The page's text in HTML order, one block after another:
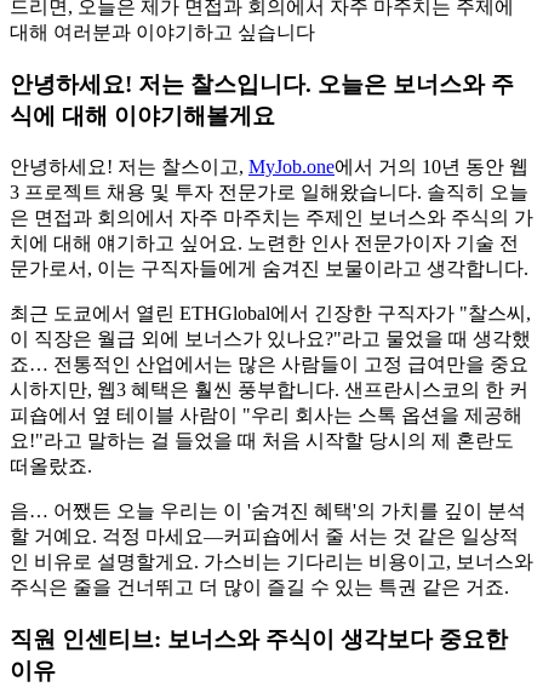
드리면, 오늘은 제가 면접과 회의에서 자주 마주치는 주제에
대해 여러분과 이야기하고 싶습니다
안녕하세요! 저는 찰스입니다. 오늘은 보너스와 주
식에 대해 이야기해볼게요
안녕하세요! 저는 찰스이고, MyJob.one에서 거의 10년 동안 웹
3 프로젝트 채용 및 투자 전문가로 일해왔습니다. 솔직히 오늘
은 면접과 회의에서 자주 마주치는 주제인 보너스와 주식의 가
치에 대해 얘기하고 싶어요. 노련한 인사 전문가이자 기술 전
문가로서, 이는 구직자들에게 숨겨진 보물이라고 생각합니다.
최근 도쿄에서 열린 ETHGlobal에서 긴장한 구직자가 "찰스씨,
이 직장은 월급 외에 보너스가 있나요?"라고 물었을 때 생각했
죠… 전통적인 산업에서는 많은 사람들이 고정 급여만을 중요
시하지만, 웹3 혜택은 훨씬 풍부합니다. 샌프란시스코의 한 커
피숍에서 옆 테이블 사람이 "우리 회사는 스톡 옵션을 제공해
요!"라고 말하는 걸 들었을 때 처음 시작할 당시의 제 혼란도
떠올랐죠.
음… 어쨌든 오늘 우리는 이 '숨겨진 혜택'의 가치를 깊이 분석
할 거예요. 걱정 마세요—커피숍에서 줄 서는 것 같은 일상적
인 비유로 설명할게요. 가스비는 기다리는 비용이고, 보너스와
주식은 줄을 건너뛰고 더 많이 즐길 수 있는 특권 같은 거죠.
직원 인센티브: 보너스와 주식이 생각보다 중요한
이유